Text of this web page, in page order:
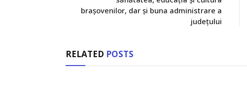
brașovenilor, dar și buna administrare a
județului
RELATED POSTS